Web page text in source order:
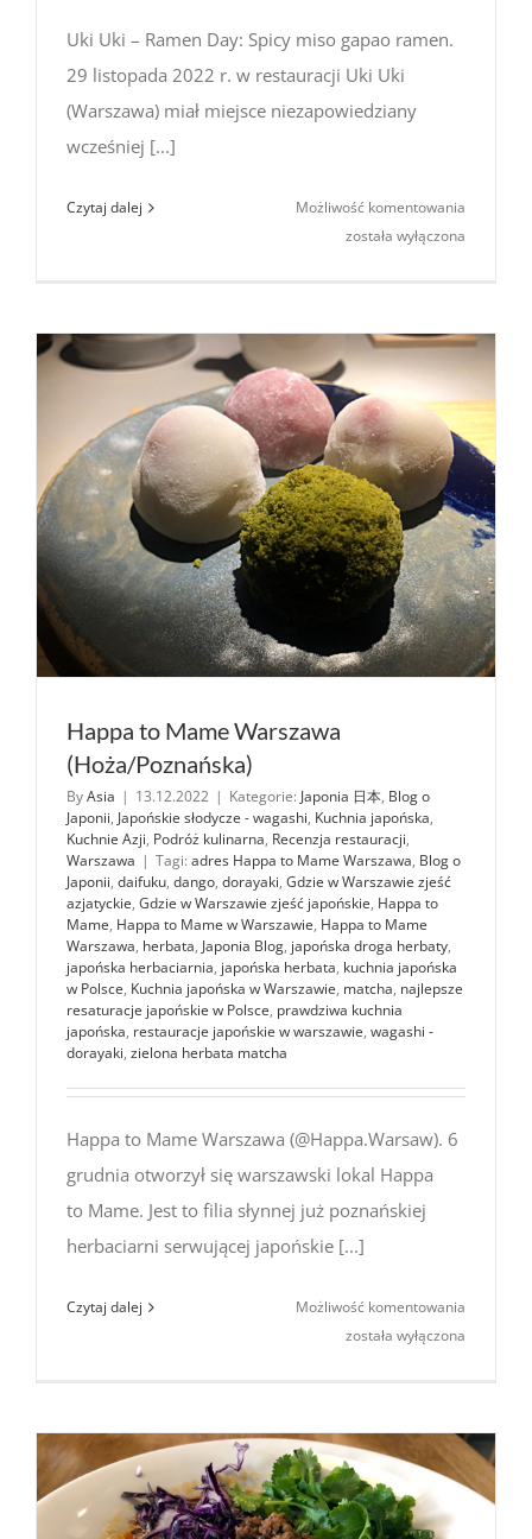
Uki Uki – Ramen Day: Spicy miso gapao ramen.
29 listopada 2022 r. w restauracji Uki Uki
(Warszawa) miał miejsce niezapowiedziany
wcześniej [...]
Czytaj dalej Możliwość komentowania
Spicy
miso
gapao
ramen
została wyłączona
Happa to Mame Warszawa
(Hoża/Poznańska)
ByAsia | 13.12.2022 | Kategorie: Japonia 日本, Blog o
Japonii, Japońskie słodycze - wagashi, Kuchnia japońska,
Kuchnie Azji, Podróż kulinarna, Recenzja restauracji,
Warszawa | Tagi: adres Happa to Mame Warszawa, Blog o
Japonii, daifuku, dango, dorayaki, Gdzie w Warszawie zjeść
azjatyckie, Gdzie w Warszawie zjeść japońskie, Happa to
Mame, Happa to Mame w Warszawie, Happa to Mame
Warszawa, herbata, Japonia Blog, japońska droga herbaty,
japońska herbaciarnia, japońska herbata, kuchnia japońska
w Polsce, Kuchnia japońska w Warszawie, matcha, najlepsze
resaturacje japońskie w Polsce, prawdziwa kuchnia
japońska, restauracje japońskie w warszawie, wagashi -
dorayaki, zielona herbata matcha
Happa to Mame Warszawa (@Happa.Warsaw). 6
grudnia otworzył się warszawski lokal Happa
to Mame. Jest to filia słynnej już poznańskiej
herbaciarni serwującej japońskie [...]
Czytaj dalej Możliwość komentowania
została wyłączona